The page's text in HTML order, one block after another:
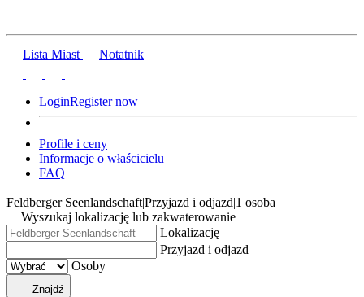
Lista Miast Notatnik
LoginRegister now
Profile i ceny
Informacje o właścicielu
FAQ
Feldberger Seenlandschaft|Przyjazd i odjazd|1 osoba
Wyszukaj lokalizację lub zakwaterowanie
Lokalizację
Przyjazd i odjazd
Osoby
Znajdź